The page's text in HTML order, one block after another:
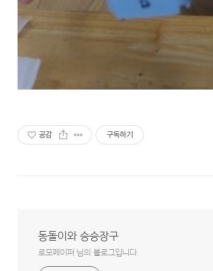
공감 구독하기
동돌이와 승승장구
로모페이퍼 님의 블로그입니다.